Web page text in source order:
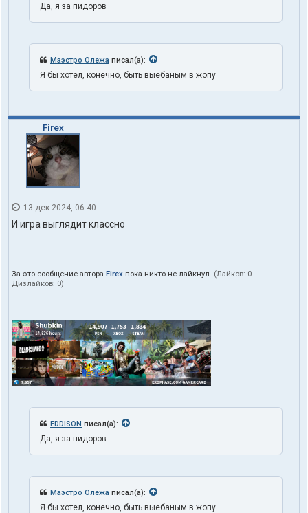
Да, я за пидоров
Маэстро Олежа писал(а):
Я бы хотел, конечно, быть выебаным в жопу
Firex
13 дек 2024, 06:40
И игра выглядит классно
За это сообщение автора Firex пока никто не лайкнул. (Лайков: 0 ·
Дизлайков: 0)
EDDISON писал(а):
Да, я за пидоров
Маэстро Олежа писал(а):
Я бы хотел, конечно, быть выебаным в жопу